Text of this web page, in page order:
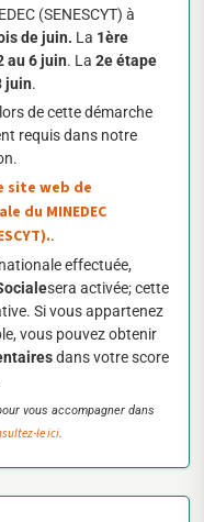
(SENESCYT) à
de juin. La 1ère
au 6 juin. La2e étape
juin.
de cette démarche
requis dans notre
site web de
du MINEDEC
.
effectuée,
sera activée; cette
Si vous appartenez
vous pouvez obtenir
dans votre score
vous accompagner dans
le ici.